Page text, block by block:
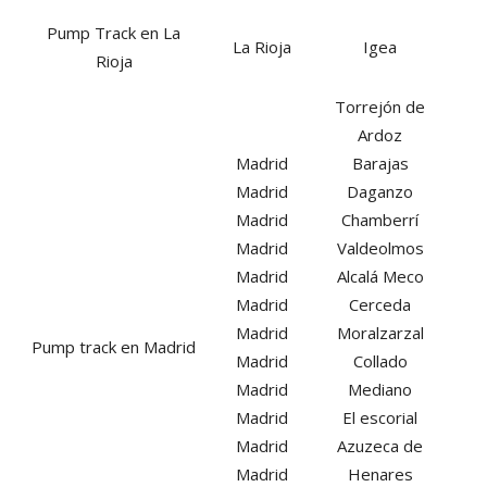
Pump Track en La
Rioja
La Rioja Igea
Pump track en Madrid
Madrid
Madrid
Madrid
Madrid
Madrid
Madrid
Madrid
Madrid
Madrid
Madrid
Madrid
Madrid
Torrejón de
Ardoz
Barajas
Daganzo
Chamberrí
Valdeolmos
Alcalá Meco
Cerceda
Moralzarzal
Collado
Mediano
El escorial
Azuzeca de
Henares